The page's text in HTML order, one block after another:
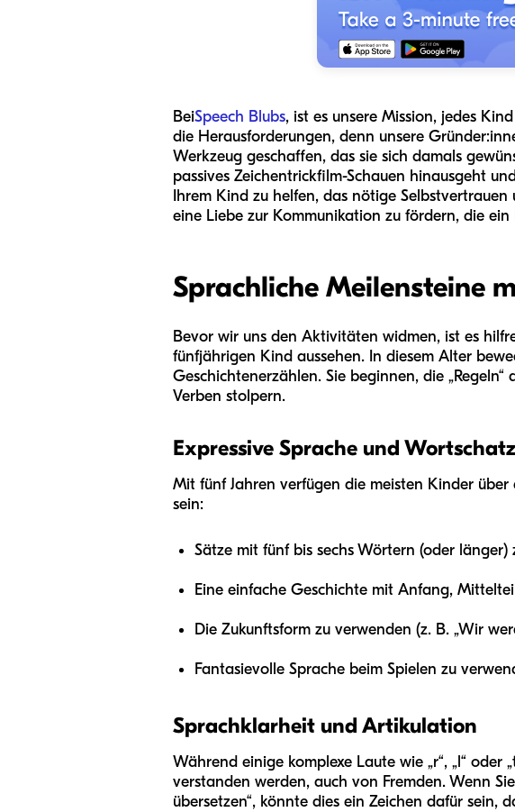
BeiSpeech Blubs, ist es unsere Mission, jedes
die Herausforderungen, denn unsere
Werkzeug geschaffen, das sie sich damals
passives Zeichentrickfilm-Schauen hinausgeht
Ihrem Kind zu helfen, das nötige
eine Liebe zur Kommunikation zu fördern, die
Sprachliche Meilensteine
Bevor wir uns den Aktivitäten widmen, ist es
fünfjährigen Kind aussehen. In diesem Alter
Geschichtenerzählen. Sie beginnen, die
Verben stolpern.
Expressive Sprache und Wortschatz
Mit fünf Jahren verfügen die meisten Kinder
sein:
Sätze mit fünf bis sechs Wörtern (oder länger)
Eine einfache Geschichte mit Anfang,
Die Zukunftsform zu verwenden (z. B. „Wir
Fantasievolle Sprache beim Spielen zu
Sprachklarheit und Artikulation
Während einige komplexe Laute wie „r“, „l“
verstanden werden, auch von Fremden. Wenn
übersetzen“, könnte dies ein Zeichen dafür sein,